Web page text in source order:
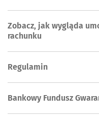
Zobacz, jak wygląda
rachunku
Regulamin
Bankowy Fundusz